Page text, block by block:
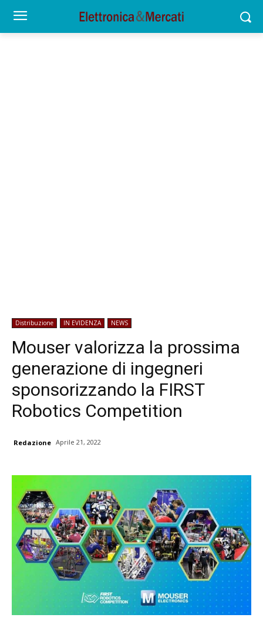
Distribuzione IN EVIDENZA NEWS
Mouser valorizza la prossima
generazione di ingegneri
sponsorizzando la FIRST
Robotics Competition
Redazione Aprile 21, 2022